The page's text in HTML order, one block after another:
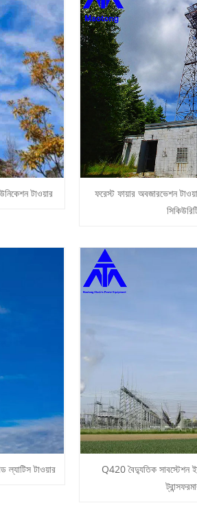
টাওয়ার
ফরেস্ট ফায়ার অবজারভেশন
ল্যাটিস টাওয়ার
Q420 বৈদ্যুতিক সাবস্টেশন